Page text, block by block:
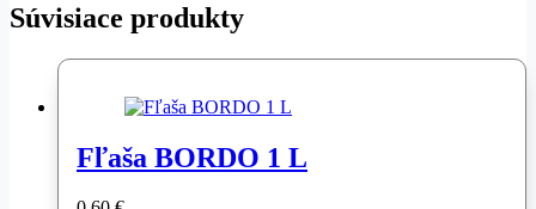
Súvisiace produkty
Fľaša BORDO 1 L